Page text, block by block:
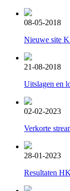
08-05-2018
Nieuwe site
21-08-2018
Uitslagen en
02-02-2023
Verkorte
28-01-2023
Resultaten